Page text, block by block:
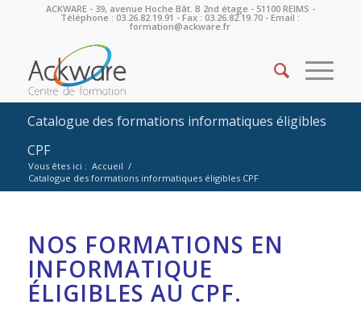
ACKWARE - 39, avenue Hoche Bât. B 2nd étage - 51100 REIMS -
Téléphone : 03.26.82.19.91 - Fax : 03.26.82.19.70 - Email :
formation@ackware.fr
Catalogue des formations informatiques éligibles
CPF
Vous êtes ici : Accueil /
Catalogue des formations informatiques éligibles CPF
NOS FORMATIONS EN
INFORMATIQUE
ÉLIGIBLES AU CPF.